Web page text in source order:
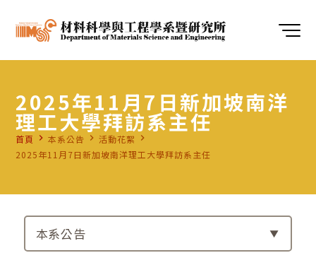
2025年11月7日新加坡南洋
理工大學拜訪系主任
首頁 navigate_next 本系公告 navigate_next 活動花絮 navigate_next
2025年11月7日新加坡南洋理工大學拜訪系主任
本系公告